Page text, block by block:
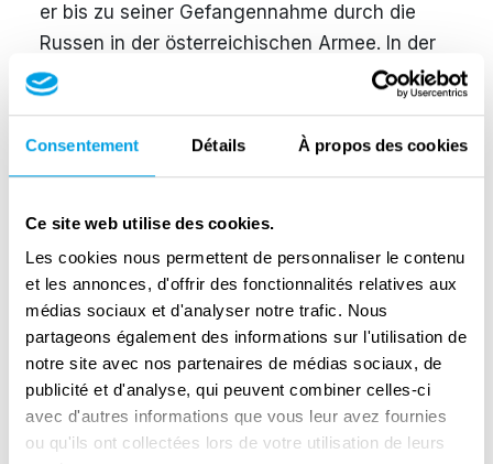
Consentement Détails À propos des cookies
Ce site web utilise des cookies.
Les cookies nous permettent de personnaliser le contenu
et les annonces, d'offrir des fonctionnalités relatives aux
médias sociaux et d'analyser notre trafic. Nous
partageons également des informations sur l'utilisation de
notre site avec nos partenaires de médias sociaux, de
publicité et d'analyse, qui peuvent combiner celles-ci
avec d'autres informations que vous leur avez fournies
ou qu'ils ont collectées lors de votre utilisation de leurs
er bis zu seiner Gefangennahme durch die
Russen in der österreichischen Armee. In der
Kriegsgefangenschaft erfror er sich die Nase.
Reifeisen und Gertrude Anna in Gelsenkirchen,
engagiert. Häufig hatten sie Gäste. Ilse wurde
im Dezember 1926 geboren. Sie wuchs als
Einzelkind auf. Da sich die Reifeisens
bezüglich der Absichten der
Nationalsozialisten keinerlei Illusionen
machten, schickten sie Ilse am 20. Dezember
1939 mit dem Kindertransport einer jüdischen
Organisation nach Stockholm. Dort wurde sie